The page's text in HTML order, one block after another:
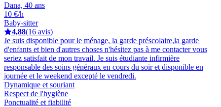
Dana, 40 ans
10 €/h
Baby-sitter
4,88(16 avis)
Je suis disponible pour le ménage, la garde préscolaire,la garde
d'enfants et bien d'autres choses n'hésitez pas à me contacter vous
seriez satisfait de mon travail. Je suis étudiante infirmière
responsable des soins généraux en cours du soir et disponible en
journée et le weekend excepté le vendredi.
Dynamique et souriant
Respect de l'hygiène
Ponctualité et fiabilité